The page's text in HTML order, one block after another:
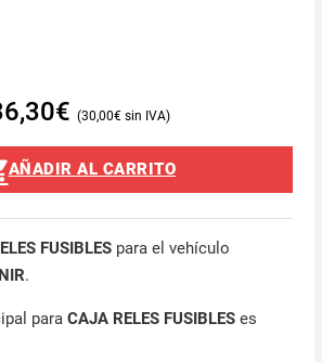
€ 30,00€
AÑADIR AL CARRITO
FUSIBLESpara el vehículo
.
para CAJA RELES FUSIBLESes